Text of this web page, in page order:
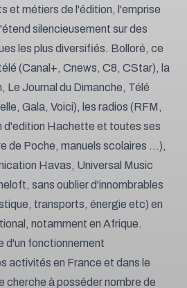
et métiers de l'édition, l'emprise
silencieusement sur des
les plus diversifiés. Bolloré, ce
(Canal+, Cnews, C8, CStar), la
Le Journal du Dimanche, Télé
Gala, Voici), les radios (RFM,
d'edition Hachette et toutes ses
de Poche, manuels scolaires ...),
Havas, Universal Music
sans oublier d'innombrables
transports, énergie etc) en
notamment en Afrique.
d'un fonctionnement
activités en France et dans le
cherche à posséder nombre de